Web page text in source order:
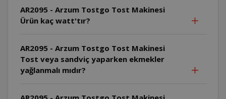
AR2095 - Arzum Tostgo Tost Makinesi
Ürün kaç watt'tır?
AR2095 - Arzum Tostgo Tost Makinesi
Tost veya sandviç yaparken ekmekler
yağlanmalı mıdır?